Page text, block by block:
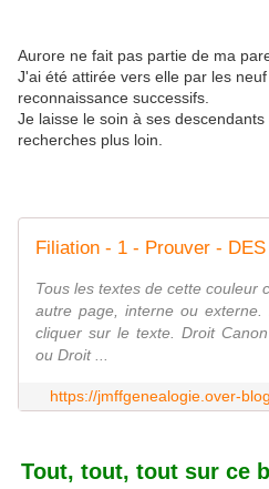
Aurore ne fait pas partie de ma
J'ai été attirée vers elle par les
reconnaissance successifs.
Je laisse le soin à ses
recherches plus loin.
Tous les textes de cette couleur
autre page, interne ou
cliquer sur le texte. Droit
ou Droit ...
https://jmffgenealogie.over-
Tout, tout, tout sur ce